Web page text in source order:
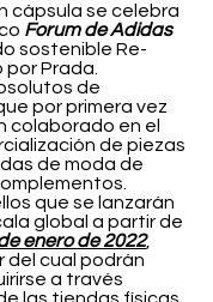
cápsula se celebra
Forum de Adidas
sostenible Re-
Prada.
de
por primera vez
colaborado en el
de piezas
de moda de
que se lanzarán
global a partir de
enero de 2022,
del cual podrán
a través